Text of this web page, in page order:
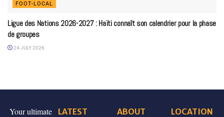
FOOT-LOCAL
Ligue des Nations 2026-2027 : Haïti connaît son calendrier pour la phase
de groupes
24 JULY 2026
Your ultimate
LATEST
ABOUT
LOCATION